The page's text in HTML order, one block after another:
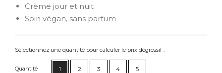
Crème jour et nuit
Soin végan, sans parfum
Sélectionnez une quantité pour calculer le prix dégressif :
Quantité 1 2 3 4 5